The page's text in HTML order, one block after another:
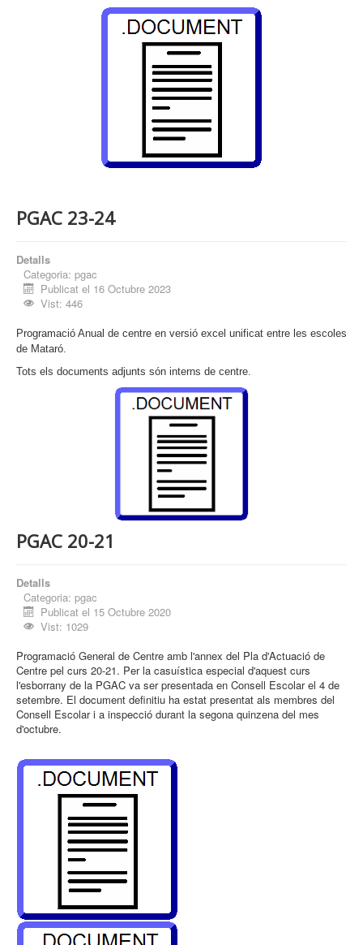
PGAC 23-24
Detalls
Categoria: pgac
Publicat el 16 Octubre 2023
Vist: 446
Programació Anual de centre en versió excel unificat entre les escoles
de Mataró.
Tots els documents adjunts són interns de centre.
PGAC 20-21
Detalls
Categoria: pgac
Publicat el 15 Octubre 2020
Vist: 1029
Programació General de Centre amb l'annex del Pla d'Actuació de
Centre pel curs 20-21. Per la casuística especial d'aquest curs
l'esborrany de la PGAC va ser presentada en Consell Escolar el 4 de
setembre. El document definitiu ha estat presentat als membres del
Consell Escolar i a inspecció durant la segona quinzena del mes
d'octubre.